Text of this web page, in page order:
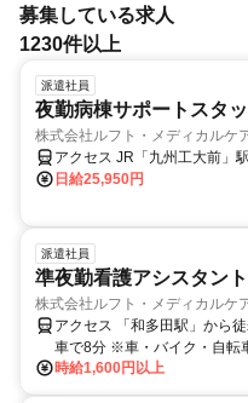
募集している求人
1230件以上
派遣社員
夜勤病棟サポートスタ
株式会社ルフト・メディカルケ
日給25,950円
アクセス JR「九州工大前」
派遣社員
準夜勤看護アシスタン
株式会社ルフト・メディカルケ
時給1,600円以上
アクセス 「和多田駅」から
車で8分 ※車・バイク・自転